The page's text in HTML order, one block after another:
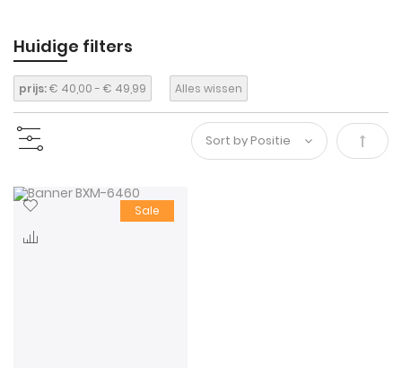
Huidige filters
prijs:€ 40,00 - € 49,99 Alles wissen
Van
Sale